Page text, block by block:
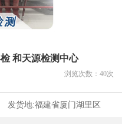
和天源检测中心
浏览次数： 40次
发货地:福建省厦门湖里区